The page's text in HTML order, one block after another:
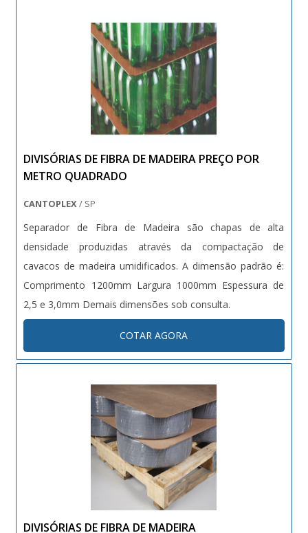
DIVISÓRIAS DE FIBRA DE MADEIRA PREÇO POR
METRO QUADRADO
CANTOPLEX/ SP
Separador de Fibra de Madeira são chapas de alta
densidade produzidas através da compactação de
cavacos de madeira umidificados. A dimensão padrão é:
Comprimento 1200mm Largura 1000mm Espessura de
2,5 e 3,0mm Demais dimensões sob consulta.
COTAR AGORA
DIVISÓRIAS DE FIBRA DE MADEIRA